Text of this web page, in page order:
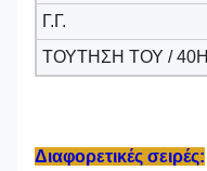
Γ.Γ.
ΤΟΥΤΗΣΗ ΤΟΥ /
Διαφορετικές σειρές: